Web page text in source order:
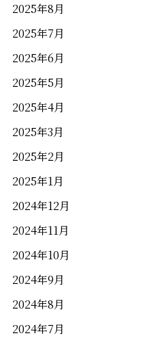
2025年8月
2025年7月
2025年6月
2025年5月
2025年4月
2025年3月
2025年2月
2025年1月
2024年12月
2024年11月
2024年10月
2024年9月
2024年8月
2024年7月